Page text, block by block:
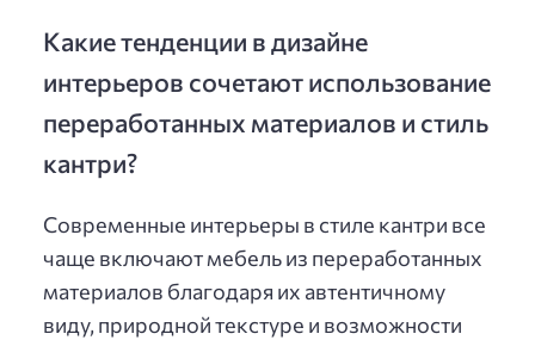
Какие тенденции в дизайне
интерьеров сочетают использование
переработанных материалов и стиль
кантри?
Современные интерьеры в стиле кантри все
чаще включают мебель из переработанных
материалов благодаря их автентичному
виду, природной текстуре и возможности